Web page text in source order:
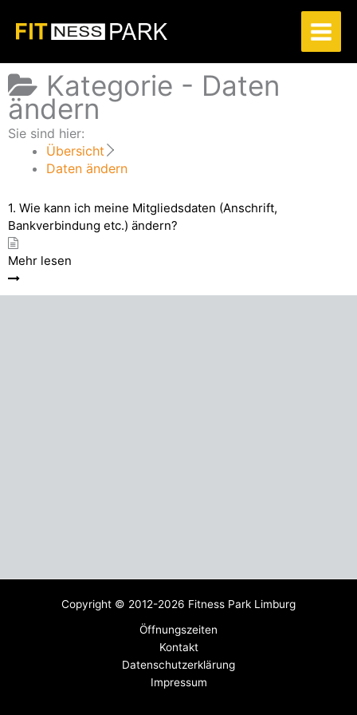
Inhalt
springen
Kategorie - Daten
ändern
Sie sind hier:
Übersicht
Daten ändern
1. Wie kann ich meine Mitgliedsdaten (Anschrift,
Bankverbindung etc.) ändern?
Mehr lesen
Copyright © 2012-2026 Fitness Park Limburg
Öffnungszeiten
Kontakt
Datenschutzerklärung
Impressum